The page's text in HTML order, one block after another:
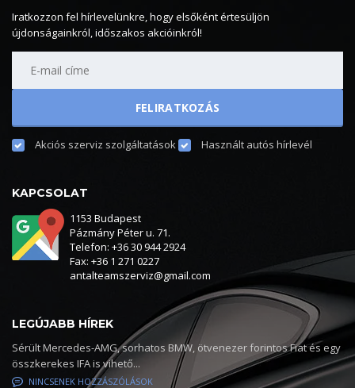
Iratkozzon fel hírlevelünkre, hogy elsőként értesüljön
újdonságainkról, időszakos akcióinkról!
Akciós szerviz szolgáltatások Használt autós hírlevél
KAPCSOLAT
1153 Budapest
Pázmány Péter u. 71.
Telefon: +36 30 944 2924
Fax: +36 1 271 0227
antalteamszerviz@gmail.com
LEGÚJABB HÍREK
Sérült Mercedes-AMG, sorhatos BMW, ötvenezer forintos Fiat és egy
összkerekes IFA is vihető...
NINCSENEK HOZZÁSZÓLÁSOK